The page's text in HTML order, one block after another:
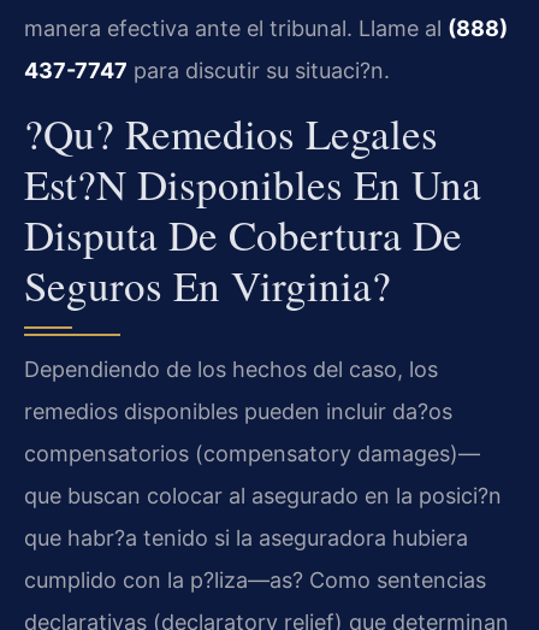
manera efectiva ante el tribunal. Llame al (888)
437-7747 para discutir su situaci?n.
?Qu? Remedios Legales
Est?n Disponibles En Una
Disputa De Cobertura De
Seguros En Virginia?
Dependiendo de los hechos del caso, los
remedios disponibles pueden incluir da?os
compensatorios (compensatory damages)—
que buscan colocar al asegurado en la posici?n
que habr?a tenido si la aseguradora hubiera
cumplido con la p?liza—as? Como sentencias
declarativas (declaratory relief) que determinan